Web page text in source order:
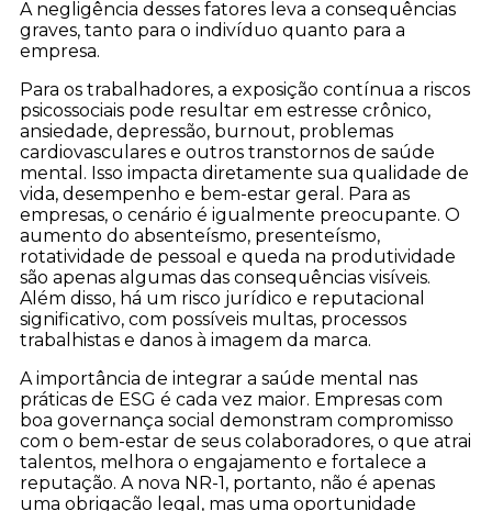
A negligência desses fatores leva a consequências
graves, tanto para o indivíduo quanto para a
empresa.
Para os trabalhadores, a exposição contínua a riscos
psicossociais pode resultar em estresse crônico,
ansiedade, depressão, burnout, problemas
cardiovasculares e outros transtornos de saúde
mental. Isso impacta diretamente sua qualidade de
vida, desempenho e bem-estar geral. Para as
empresas, o cenário é igualmente preocupante. O
aumento do absenteísmo, presenteísmo,
rotatividade de pessoal e queda na produtividade
são apenas algumas das consequências visíveis.
Além disso, há um risco jurídico e reputacional
significativo, com possíveis multas, processos
trabalhistas e danos à imagem da marca.
A importância de integrar a saúde mental nas
práticas de ESG é cada vez maior. Empresas com
boa governança social demonstram compromisso
com o bem-estar de seus colaboradores, o que atrai
talentos, melhora o engajamento e fortalece a
reputação. A nova NR-1, portanto, não é apenas
uma obrigação legal, mas uma oportunidade